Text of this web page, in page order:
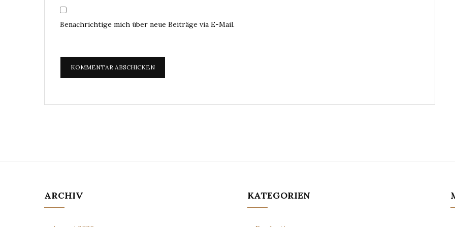
Benachrichtige mich über neue Beiträge via E-Mail.
ARCHIV KATEGORIEN